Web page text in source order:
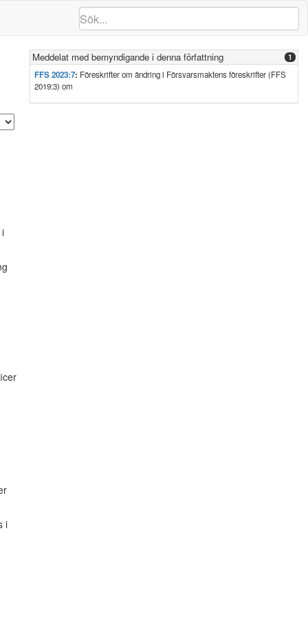
Meddelat med bemyndigande i denna författning 1
FFS 2023:7: Föreskrifter om ändring i Försvarsmaktens föreskrifter (FFS
2019:3) om
i
i